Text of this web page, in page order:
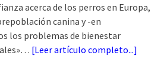
acerca de los perros en Europa,
canina y -en
los problemas de bienestar
[Leer artículo completo...]